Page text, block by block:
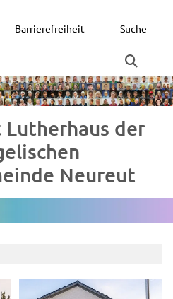
Barrierefreiheit Suche
Lutherhaus der
Neureut